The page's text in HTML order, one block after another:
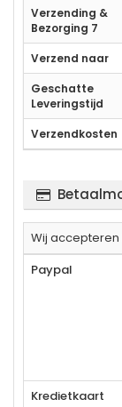
Wij
Paypal
Kredietkaart